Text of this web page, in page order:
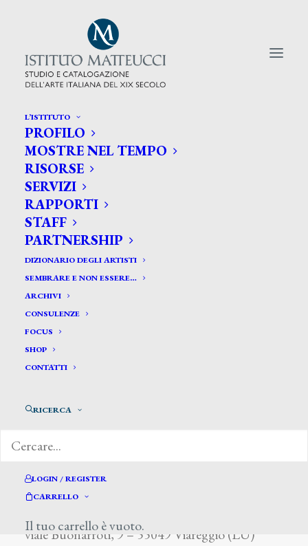
L’ISTITUTO
PROFILO
MOSTRE NEL TEMPO
RISORSE
SERVIZI
RAPPORTI
STAFF
PARTNERSHIP
DIZIONARIO DEGLI ARTISTI
SEMBRARE E NON ESSERE…
ARCHIVI
CONSULENZE
FOCUS
SHOP
CONTATTI
RICERCA
LOGIN / REGISTER
CARRELLO
Il tuo carrello è vuoto.
CERCA TRA GLI ARTISTI:
Search
for:
Dossena Alceo
viale Buonarroti, 9 – 55049 Viareggio (LU)